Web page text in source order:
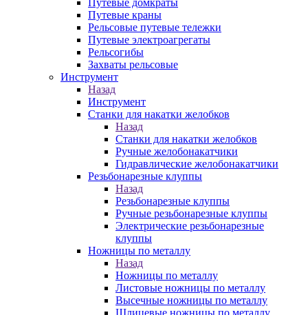
Путевые домкраты
Путевые краны
Рельсовые путевые тележки
Путевые электроагрегаты
Рельсогибы
Захваты рельсовые
Инструмент
Назад
Инструмент
Станки для накатки желобков
Назад
Станки для накатки желобков
Ручные желобонакатчики
Гидравлические желобонакатчики
Резьбонарезные клуппы
Назад
Резьбонарезные клуппы
Ручные резьбонарезные клуппы
Электрические резьбонарезные
клуппы
Ножницы по металлу
Назад
Ножницы по металлу
Листовые ножницы по металлу
Высечные ножницы по металлу
Шлицевые ножницы по металлу